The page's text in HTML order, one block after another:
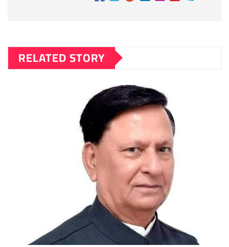
RELATED STORY